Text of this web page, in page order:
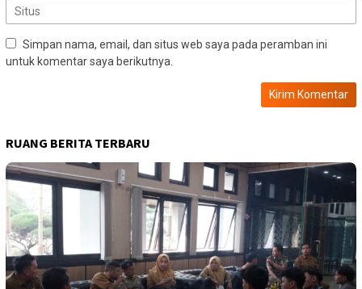
Simpan nama, email, dan situs web saya pada peramban ini
untuk komentar saya berikutnya.
RUANG BERITA TERBARU